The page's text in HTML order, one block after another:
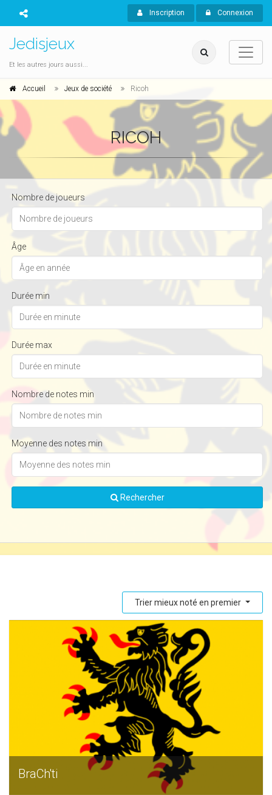
Inscription Connexion
Jedisjeux
Et les autres jours aussi...
Accueil Jeux de société Ricoh
RICOH
Nombre de joueurs
Âge
Durée min
Durée max
Nombre de notes min
Moyenne des notes min
Rechercher
Trier mieux noté en premier
BraCh'ti